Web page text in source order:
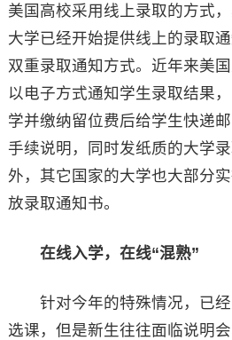
美国高校采用线上录取的方式
大学已经开始提供线上的录取
双重录取通知方式。近年来美
以电子方式通知学生录取结果
学并缴纳留位费后给学生快递
手续说明，同时发纸质的大学
外，其它国家的大学也大部分
放录取通知书。
在线入学，在线“混熟”
针对今年的特殊情况，已经
选课，但是新生往往面临说明